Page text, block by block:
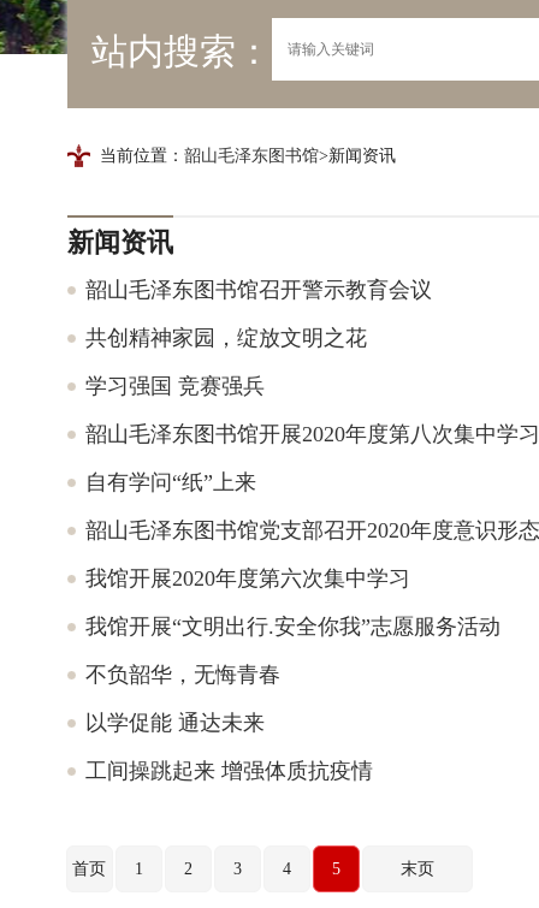
站内搜索：
当前位置： 韶山毛泽东图书馆>新闻资讯
新闻资讯
韶山毛泽东图书馆召开警示教育会议
共创精神家园，绽放文明之花
学习强国 竞赛强兵
韶山毛泽东图书馆开展2020年度第八次集中学习
自有学问“纸”上来
韶山毛泽东图书馆党支部召开2020年度意识形
我馆开展2020年度第六次集中学习
我馆开展“文明出行.安全你我”志愿服务活动
不负韶华，无悔青春
以学促能 通达未来
工间操跳起来 增强体质抗疫情
首页 1 2 3 4 5 末页